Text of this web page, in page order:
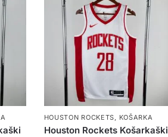
HOUSTON ROCKETS KOŠARKA
Houston Rockets Košarkaški